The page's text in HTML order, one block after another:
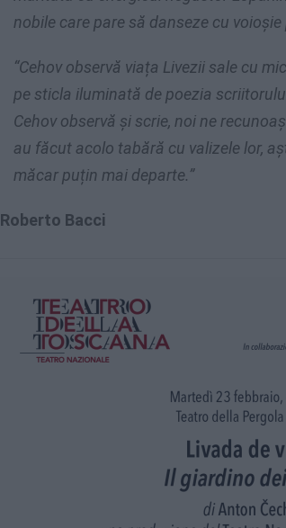
nobile care pare să danseze cu
“Cehov observă viața Livezii sale cu
pe sticla iluminată de poezia
Cehov observă și scrie, noi ne
au făcut acolo tabără cu valizele lor,
măcar puțin mai departe.”
Roberto Bacci